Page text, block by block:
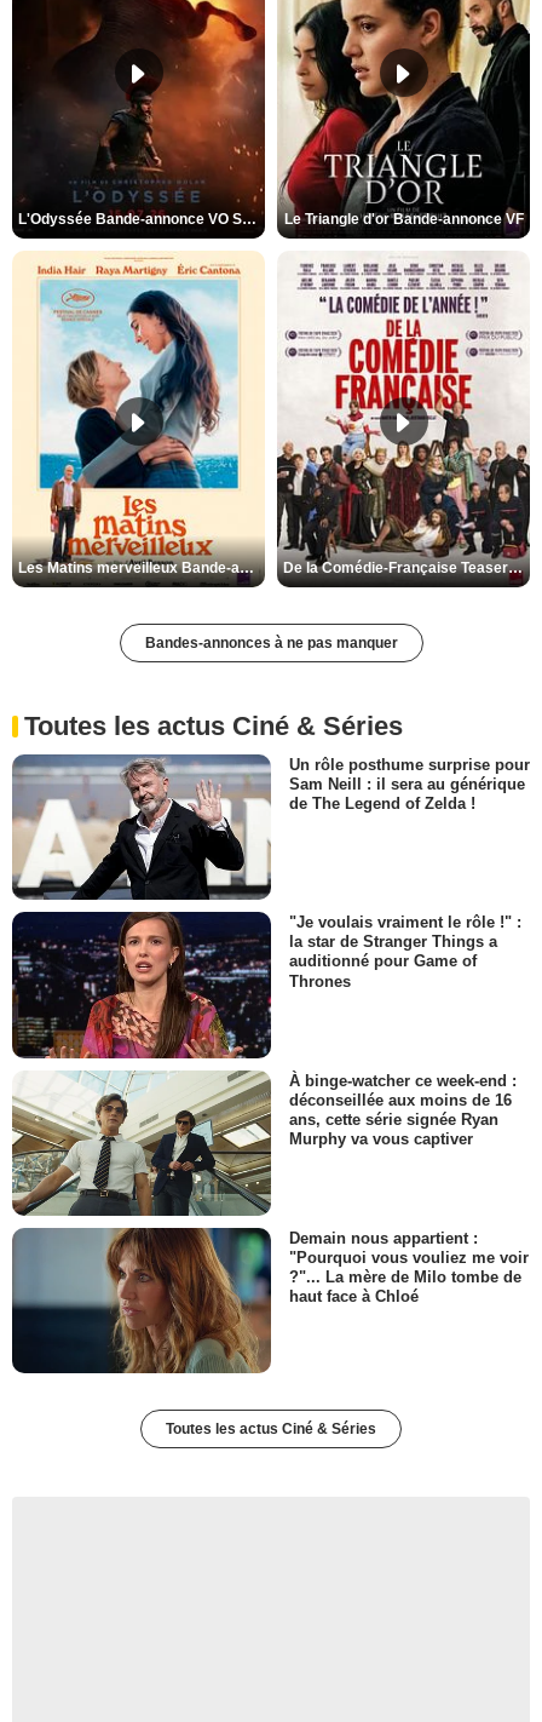
L'Odyssée Bande-annonce VO STFR Le Triangle d'or Bande-annonce VF
Les Matins merveilleux Bande-annonce VF De la Comédie-Française Teaser VF
Bandes-annonces à ne pas manquer
Toutes les actus Ciné & Séries
Un rôle posthume surprise pour
Sam Neill : il sera au générique
de The Legend of Zelda !
"Je voulais vraiment le rôle !" :
la star de Stranger Things a
auditionné pour Game of
Thrones
À binge-watcher ce week-end :
déconseillée aux moins de 16
ans, cette série signée Ryan
Murphy va vous captiver
Demain nous appartient :
"Pourquoi vous vouliez me voir
?"... La mère de Milo tombe de
haut face à Chloé
Toutes les actus Ciné & Séries